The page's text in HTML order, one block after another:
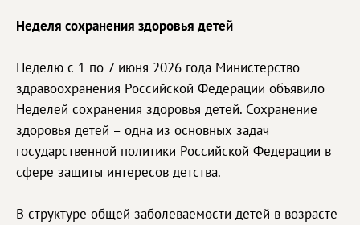
Неделя сохранения здоровья детей
Неделю с 1 по 7 июня 2026 года Министерство
здравоохранения Российской Федерации объявило
Неделей сохранения здоровья детей. Сохранение
здоровья детей – одна из основных задач
государственной политики Российской Федерации в
сфере защиты интересов детства.
В структуре общей заболеваемости детей в возрасте